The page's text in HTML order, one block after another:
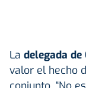
La delegada
valor el hecho